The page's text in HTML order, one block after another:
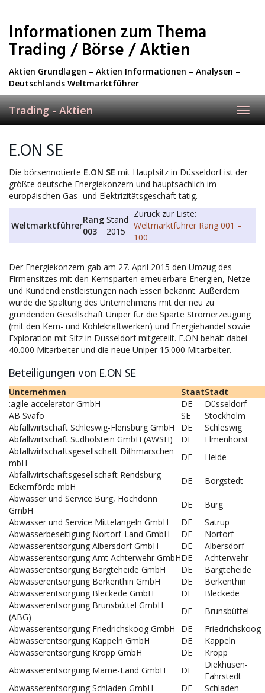
main
content
Informationen zum Thema
Trading / Börse / Aktien
Aktien Grundlagen – Aktien Informationen – Analysen –
Deutschlands Weltmarktführer
Trading - Aktien
E.ON SE
Die börsennotierte E.ON SE mit Hauptsitz in Düsseldorf ist der
größte deutsche Energiekonzern und hauptsächlich im
europäischen Gas- und Elektrizitätsgeschäft tätig.
Weltmarktführer
Rang
003
Stand
2015
Zurück zur Liste:
Weltmarktführer Rang 001 –
100
Der Energiekonzern gab am 27. April 2015 den Umzug des
Firmensitzes mit den Kernsparten erneuerbare Energien, Netze
und Kundendienstleistungen nach Essen bekannt. Außerdem
wurde die Spaltung des Unternehmens mit der neu zu
gründenden Gesellschaft Uniper für die Sparte Stromerzeugung
(mit den Kern- und Kohlekraftwerken) und Energiehandel sowie
Exploration mit Sitz in Düsseldorf mitgeteilt. E.ON behält dabei
40.000 Mitarbeiter und die neue Uniper 15.000 Mitarbeiter.
Beteiligungen von E.ON SE
Unternehmen StaatStadt
:agile accelerator GmbH
DE
Düsseldorf
AB Svafo
SE
Stockholm
Abfallwirtschaft Schleswig-Flensburg GmbH
DE
Schleswig
Abfallwirtschaft Südholstein GmbH (AWSH)
DE
Elmenhorst
Abfallwirtschaftsgesellschaft Dithmarschen
mbH
DE
Heide
Abfallwirtschaftsgesellschaft Rendsburg-
Eckernförde mbH
DE
Borgstedt
Abwasser und Service Burg, Hochdonn
GmbH
DE
Burg
Abwasser und Service Mittelangeln GmbH
DE
Satrup
Abwasserbeseitigung Nortorf-Land GmbH
DE
Nortorf
Abwasserentsorgung Albersdorf GmbH
DE
Albersdorf
Abwasserentsorgung Amt Achterwehr GmbHDE
Achterwehr
Abwasserentsorgung Bargteheide GmbH
DE
Bargteheide
Abwasserentsorgung Berkenthin GmbH
DE
Berkenthin
Abwasserentsorgung Bleckede GmbH
DE
Bleckede
Abwasserentsorgung Brunsbüttel GmbH
(ABG)
DE
Brunsbüttel
Abwasserentsorgung Friedrichskoog GmbH
DE
Friedrichskoog
Abwasserentsorgung Kappeln GmbH
DE
Kappeln
Abwasserentsorgung Kropp GmbH
DE
Kropp
Abwasserentsorgung Marne-Land GmbH
DE
Diekhusen-
Fahrstedt
Abwasserentsorgung Schladen GmbH
DE
Schladen